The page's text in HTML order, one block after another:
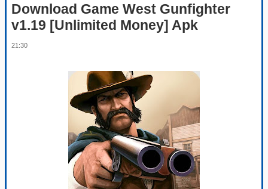
Download Game West Gunfighter
v1.19 [Unlimited Money] Apk
21:30